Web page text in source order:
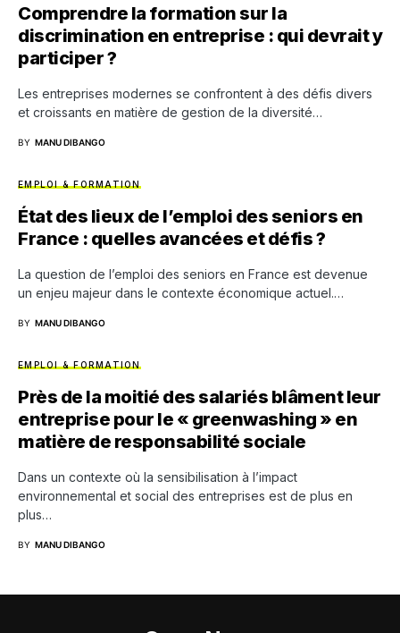
Comprendre la formation sur la
discrimination en entreprise : qui devrait y
participer ?
Les entreprises modernes se confrontent à des défis divers
et croissants en matière de gestion de la diversité…
BY MANU DIBANGO
EMPLOI & FORMATION
État des lieux de l’emploi des seniors en
France : quelles avancées et défis ?
La question de l’emploi des seniors en France est devenue
un enjeu majeur dans le contexte économique actuel.…
BY MANU DIBANGO
EMPLOI & FORMATION
Près de la moitié des salariés blâment leur
entreprise pour le « greenwashing » en
matière de responsabilité sociale
Dans un contexte où la sensibilisation à l’impact
environnemental et social des entreprises est de plus en
plus…
BY MANU DIBANGO